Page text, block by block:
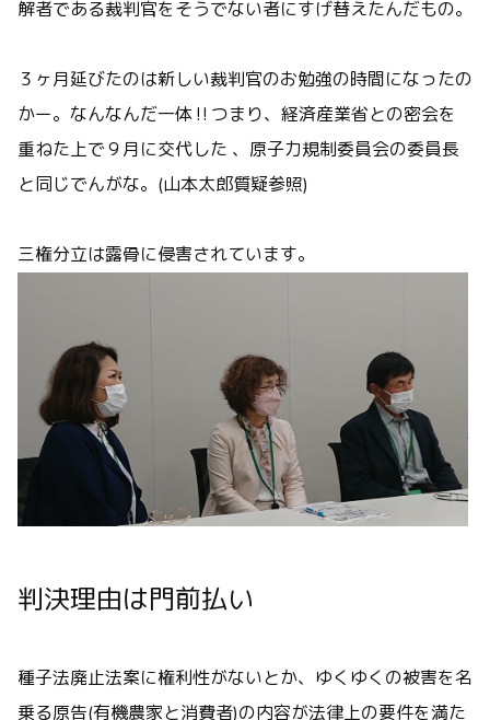
解者である裁判官をそうでない者にすげ替えたんだもの。
３ヶ月延びたのは新しい裁判官のお勉強の時間になったの
かー。なんなんだ一体‼️つまり、経済産業省との密会を
重ねた上で９月に交代した 、原子力規制委員会の委員長
と同じでんがな。(山本太郎質疑参照)
三権分立は露骨に侵害されています。
判決理由は門前払い
種子法廃止法案に権利性がないとか、ゆくゆくの被害を名
乗る原告(有機農家と消費者)の内容が法律上の要件を満た